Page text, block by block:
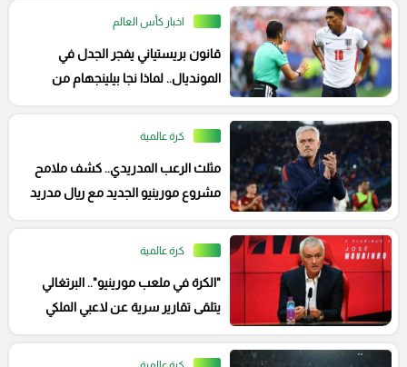
اخبار كأس العالم
قانون بريستياني يفجر الجدل في
المونديال.. لماذا نجا بيلينجهام من
كرة عالمية
مثلث الرعب المدريدي.. كشف ملامح
مشروع مورينيو الجديد مع ريال مدريد
كرة عالمية
"الكرة في ملعب مورينيو".. البرتغالي
يتلقى تقارير سرية عن لاعبي الملكي